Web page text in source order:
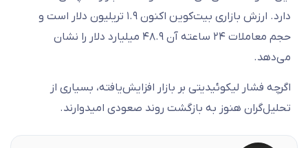
دارد. ارزش بازاری بیت‌کوین اکنون ۱.۹ تریلیون دلار است و
حجم معاملات ۲۴ ساعته آن ۴۸.۹ میلیارد دلار را نشان
می‌دهد.
اگرچه فشار لیکوئیدیتی بر بازار افزایش‌یافته، بسیاری از
تحلیل‌گران هنوز به بازگشت روند صعودی امیدوارند.